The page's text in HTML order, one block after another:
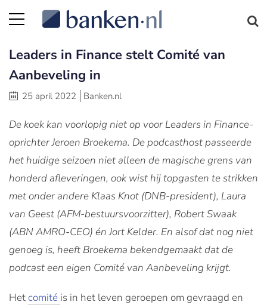
Leaders in Finance stelt Comité van
Aanbeveling in
25 april 2022 Banken.nl
De koek kan voorlopig niet op voor Leaders in Finance-
oprichter Jeroen Broekema. De podcasthost passeerde
het huidige seizoen niet alleen de magische grens van
honderd afleveringen, ook wist hij topgasten te strikken
met onder andere Klaas Knot (DNB-president), Laura
van Geest (AFM-bestuursvoorzitter), Robert Swaak
(ABN AMRO-CEO) én Jort Kelder. En alsof dat nog niet
genoeg is, heeft Broekema bekendgemaakt dat de
podcast een eigen Comité van Aanbeveling krijgt.
Hetcomité is in het leven geroepen om gevraagd en